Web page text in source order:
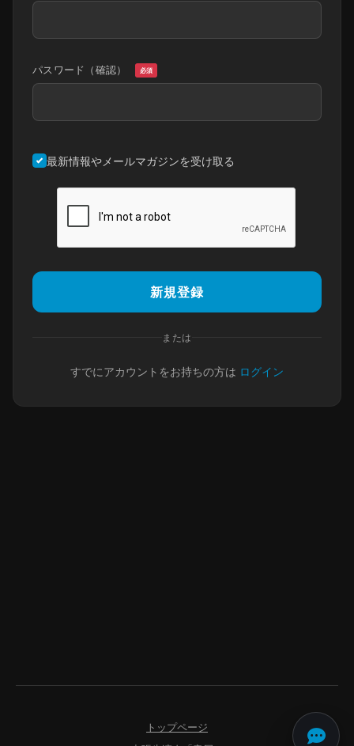
パスワード（確認） 必須
最新情報やメールマガジンを受け取る
新規登録
または
すでにアカウントをお持ちの方は ログイン
トップページ